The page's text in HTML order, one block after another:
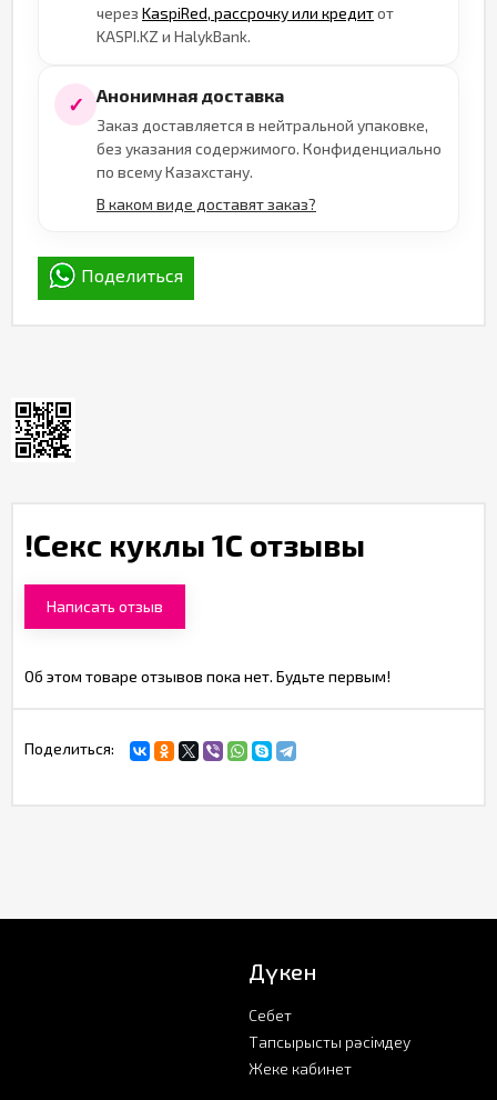
через KaspiRed, рассрочку или кредитот
KASPI.KZ и HalykBank.
✓ Анонимная доставка
Заказ доставляется в нейтральной упаковке,
без указания содержимого. Конфиденциально
по всему Казахстану.
В каком виде доставят заказ?
Поделиться
!Секс куклы 1С отзывы
Написать отзыв
Об этом товаре отзывов пока нет. Будьте первым!
Поделиться:
Дүкен
Себет
Тапсырысты рәсімдеу
Жеке кабинет